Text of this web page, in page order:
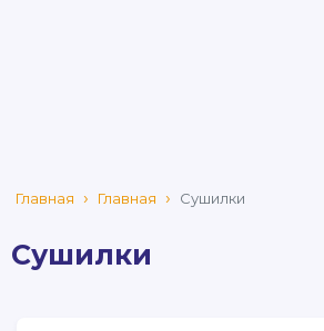
Главная Главная Сушилки
Сушилки